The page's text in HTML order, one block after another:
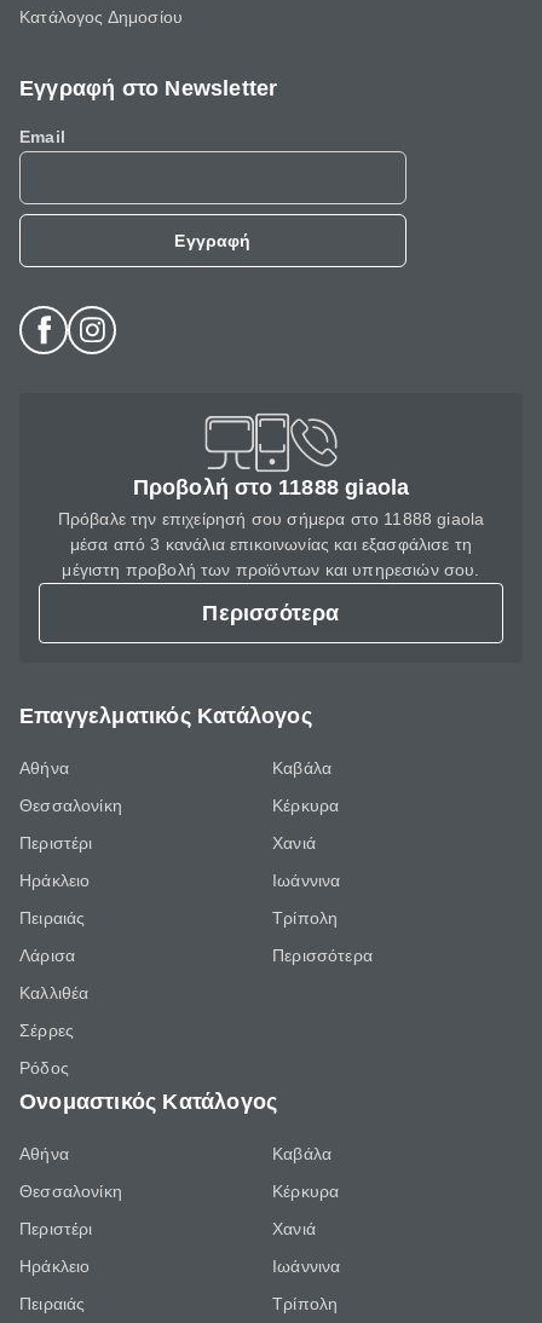
Κατάλογος Δημοσίου
Εγγραφή στο Newsletter
Email
Εγγραφή
Προβολή στο 11888 giaola
Πρόβαλε την επιχείρησή σου σήμερα στο 11888 giaola
μέσα από 3 κανάλια επικοινωνίας και εξασφάλισε τη
μέγιστη προβολή των προϊόντων και υπηρεσιών σου.
Περισσότερα
Επαγγελματικός Κατάλογος
Αθήνα
Θεσσαλονίκη
Περιστέρι
Ηράκλειο
Πειραιάς
Λάρισα
Καλλιθέα
Σέρρες
Ρόδος
Καβάλα
Κέρκυρα
Χανιά
Ιωάννινα
Τρίπολη
Περισσότερα
Ονομαστικός Κατάλογος
Αθήνα
Θεσσαλονίκη
Περιστέρι
Ηράκλειο
Πειραιάς
Καβάλα
Κέρκυρα
Χανιά
Ιωάννινα
Τρίπολη